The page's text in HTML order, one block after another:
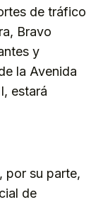
de tráfico
Bravo
y
la Avenida
estará
por su parte,
de